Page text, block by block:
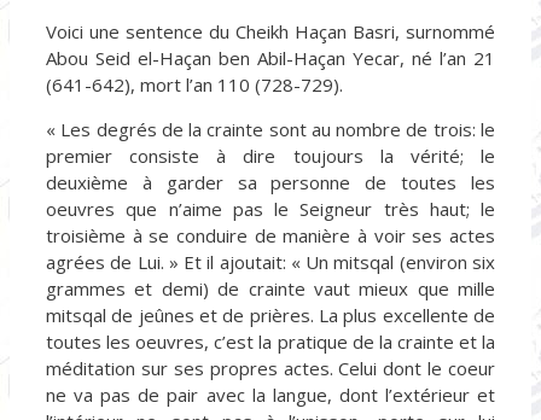
Voici une sentence du Cheikh Haçan Basri, surnommé
Abou Seid el-Haçan ben Abil-Haçan Yecar, né l’an 21
(641-642), mort l’an 110 (728-729).
« Les degrés de la crainte sont au nombre de trois: le
premier consiste à dire toujours la vérité; le
deuxième à garder sa personne de toutes les
oeuvres que n’aime pas le Seigneur très haut; le
troisième à se conduire de manière à voir ses actes
agrées de Lui. » Et il ajoutait: « Un mitsqal (environ six
grammes et demi) de crainte vaut mieux que mille
mitsqal de jeûnes et de prières. La plus excellente de
toutes les oeuvres, c’est la pratique de la crainte et la
méditation sur ses propres actes. Celui dont le coeur
ne va pas de pair avec la langue, dont l’extérieur et